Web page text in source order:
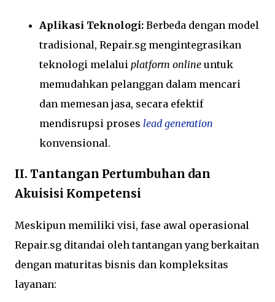
Aplikasi Teknologi: Berbeda dengan model
tradisional, Repair.sg mengintegrasikan
teknologi melalui platform online untuk
memudahkan pelanggan dalam mencari
dan memesan jasa, secara efektif
mendisrupsi proses lead generation
konvensional.
II. Tantangan Pertumbuhan dan
Akuisisi Kompetensi
Meskipun memiliki visi, fase awal operasional
Repair.sg ditandai oleh tantangan yang berkaitan
dengan maturitas bisnis dan kompleksitas
layanan: